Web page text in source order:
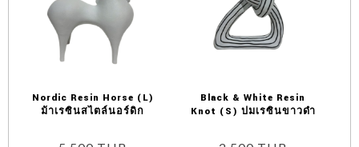
Nordic Resin Horse (L)
ม้าเรซินสไตล์นอร์ดิก
Black & White Resin
Knot (S) ปมเรซินขาวดำ